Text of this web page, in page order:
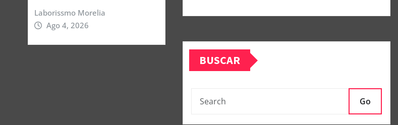
Laborissmo Morelia
Ago 4, 2026
BUSCAR
Go